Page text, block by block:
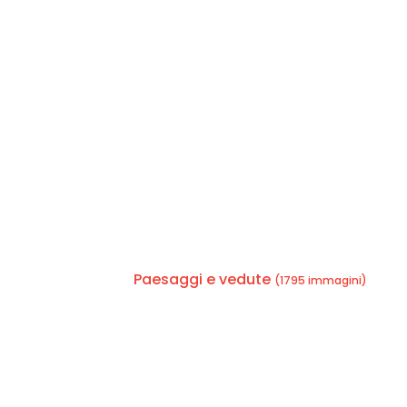
Paesaggi e vedute (1795 immagini)